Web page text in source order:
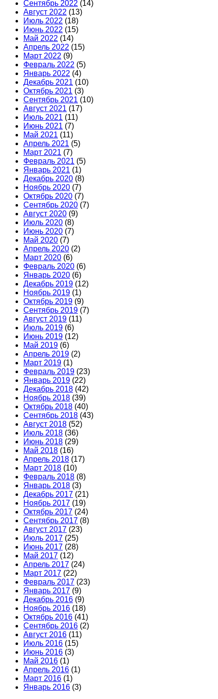
Сентябрь 2022 (14)
Август 2022 (13)
Июль 2022 (18)
Июнь 2022 (15)
Май 2022 (14)
Апрель 2022 (15)
Март 2022 (9)
Февраль 2022 (5)
Январь 2022 (4)
Декабрь 2021 (10)
Октябрь 2021 (3)
Сентябрь 2021 (10)
Август 2021 (17)
Июль 2021 (11)
Июнь 2021 (7)
Май 2021 (11)
Апрель 2021 (5)
Март 2021 (7)
Февраль 2021 (5)
Январь 2021 (1)
Декабрь 2020 (8)
Ноябрь 2020 (7)
Октябрь 2020 (7)
Сентябрь 2020 (7)
Август 2020 (9)
Июль 2020 (8)
Июнь 2020 (7)
Май 2020 (7)
Апрель 2020 (2)
Март 2020 (6)
Февраль 2020 (6)
Январь 2020 (6)
Декабрь 2019 (12)
Ноябрь 2019 (1)
Октябрь 2019 (9)
Сентябрь 2019 (7)
Август 2019 (11)
Июль 2019 (6)
Июнь 2019 (12)
Май 2019 (6)
Апрель 2019 (2)
Март 2019 (1)
Февраль 2019 (23)
Январь 2019 (22)
Декабрь 2018 (42)
Ноябрь 2018 (39)
Октябрь 2018 (40)
Сентябрь 2018 (43)
Август 2018 (52)
Июль 2018 (36)
Июнь 2018 (29)
Май 2018 (16)
Апрель 2018 (17)
Март 2018 (10)
Февраль 2018 (8)
Январь 2018 (3)
Декабрь 2017 (21)
Ноябрь 2017 (19)
Октябрь 2017 (24)
Сентябрь 2017 (8)
Август 2017 (23)
Июль 2017 (25)
Июнь 2017 (28)
Май 2017 (12)
Апрель 2017 (24)
Март 2017 (22)
Февраль 2017 (23)
Январь 2017 (9)
Декабрь 2016 (9)
Ноябрь 2016 (18)
Октябрь 2016 (41)
Сентябрь 2016 (2)
Август 2016 (11)
Июль 2016 (15)
Июнь 2016 (3)
Май 2016 (1)
Апрель 2016 (1)
Март 2016 (1)
Январь 2016 (3)